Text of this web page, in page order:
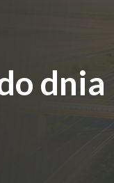
dnia